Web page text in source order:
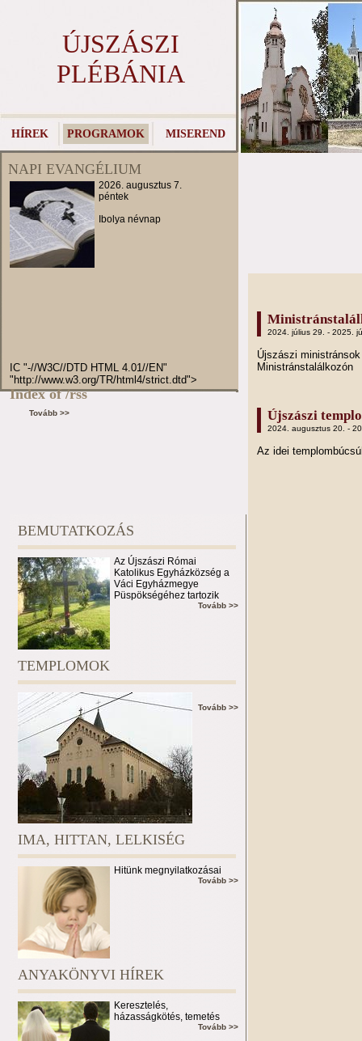
ÚJSZÁSZI
PLÉBÁNIA
HÍREK PROGRAMOK MISEREND
NAPI EVANGÉLIUM
2026. augusztus 7.
péntek
Ibolya névnap
IC "-//W3C//DTD HTML 4.01//EN"
"http://www.w3.org/TR/html4/strict.dtd">
Index of /rss
Tovább >>
2024. július 29. - 2025.
Újszászi
Ministránstalálkozón
Újszászi
2024. augusztus 20. -
Az idei
BEMUTATKOZÁS
Az Újszászi Római
Katolikus Egyházközség a
Váci Egyházmegye
Püspökségéhez tartozik
Tovább >>
TEMPLOMOK
Tovább >>
IMA, HITTAN, LELKISÉG
Hitünk megnyilatkozásai
Tovább >>
ANYAKÖNYVI HÍREK
Keresztelés,
házasságkötés, temetés
Tovább >>